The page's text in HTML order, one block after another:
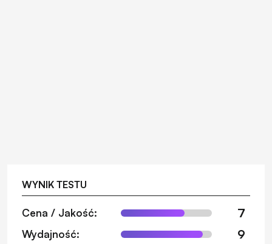
WYNIK TESTU
Cena / Jakość: 7
Wydajność: 9